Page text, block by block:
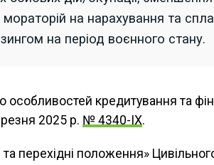
на нарахування та
на період воєнного стану.
кредитування та
2025 р. № 4340-IX.
та перехідні положення»